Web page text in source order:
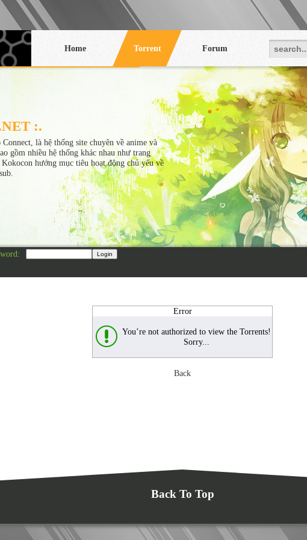
Home Torrent Forum
:.
là hệ thống site chuyên về anime và
gồm nhiều hệ thống khác nhau như trang
hướng mục tiêu hoạt động chủ yếu về
Error
You’re not authorized to view the Torrents!
Sorry...
Back
Back To Top